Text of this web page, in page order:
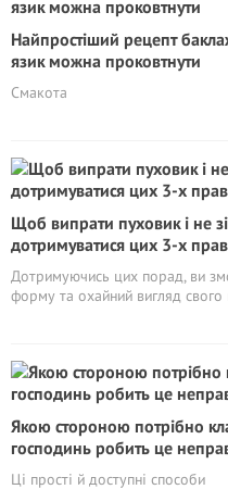
Найпростіший рецепт
язик можна проковтнути
Смакота
Щоб випрати пуховик і не
дотримуватися цих 3-х
Дотримуючись цих порад, ви
форму та охайний вигляд свого
Якою стороною потрібно
господинь робить це
Ці прості й доступні способи